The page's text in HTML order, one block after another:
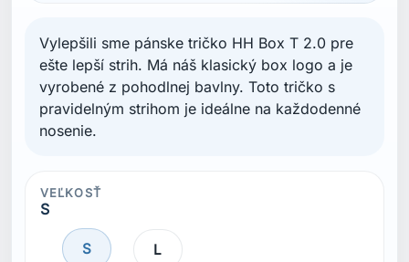
Vylepšili sme pánske tričko HH Box T 2.0 pre
ešte lepší strih. Má náš klasický box logo a je
vyrobené z pohodlnej bavlny. Toto tričko s
pravidelným strihom je ideálne na každodenné
nosenie.
VEĽKOSŤ
S
S L